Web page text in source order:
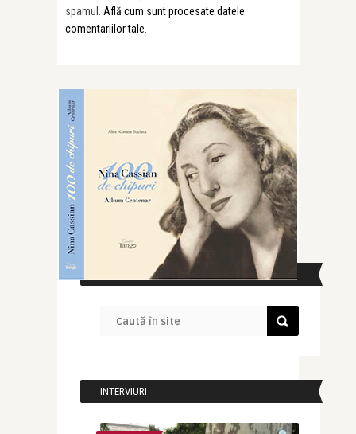
spamul. Află cum sunt procesate datele
comentariilor tale
CAUTĂ ÎN SITE
INTERVIURI